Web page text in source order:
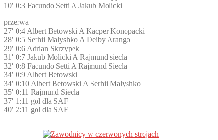
10′ 0:3 Facundo Setti A Jakub Molicki
przerwa
27′ 0:4 Albert Betowski A Kacper Konopacki
28′ 0:5 Serhii Malyshko A Deiby Arango
29′ 0:6 Adrian Skrzypek
31′ 0:7 Jakub Molicki A Rajmund siecla
32′ 0:8 Facundo Setti A Rajmund Siecla
34′ 0:9 Albert Betowski
34′ 0:10 Albert Betowski A Serhii Malyshko
35′ 0:11 Rajmund Siecla
37′ 1:11 gol dla SAF
40′ 2:11 gol dla SAF